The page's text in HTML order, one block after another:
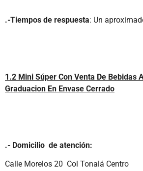
.-Tiempos de respuesta: Un
1.2 Mini Súper Con Venta De Bebidas
Graduacion En Envase Cerrado
.- Domicilio de atención:
Calle Morelos 20 Col Tonalá Centro